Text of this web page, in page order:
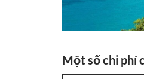
Một số chi phí